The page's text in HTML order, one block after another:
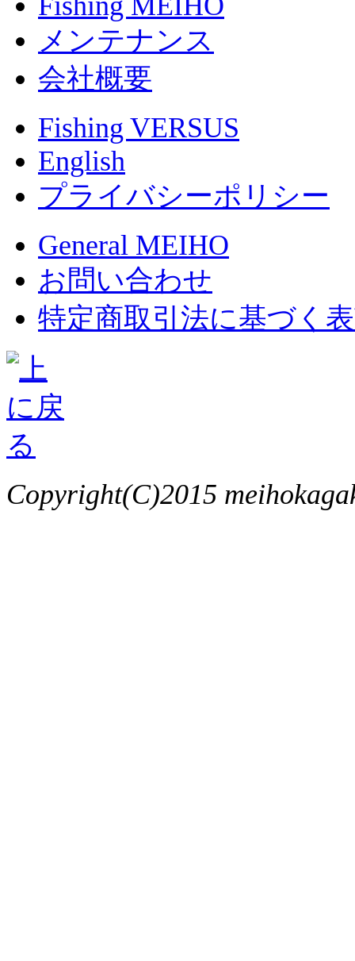
メンテナンス
会社概要
Fishing VERSUS
English
プライバシーポリシー
General MEIHO
お問い合わせ
特定商取引法に基づく
Copyright(C)2015